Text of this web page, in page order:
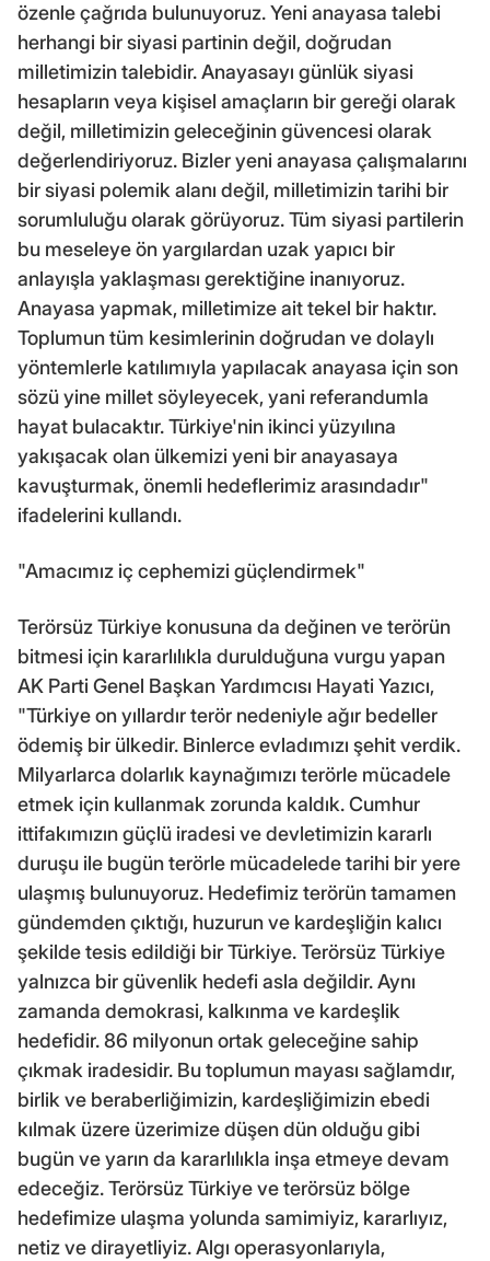
özenle çağrıda bulunuyoruz. Yeni anayasa talebi
herhangi bir siyasi partinin değil, doğrudan
milletimizin talebidir. Anayasayı günlük siyasi
hesapların veya kişisel amaçların bir gereği olarak
değil, milletimizin geleceğinin güvencesi olarak
değerlendiriyoruz. Bizler yeni anayasa çalışmalarını
bir siyasi polemik alanı değil, milletimizin tarihi bir
sorumluluğu olarak görüyoruz. Tüm siyasi partilerin
bu meseleye ön yargılardan uzak yapıcı bir
anlayışla yaklaşması gerektiğine inanıyoruz.
Anayasa yapmak, milletimize ait tekel bir haktır.
Toplumun tüm kesimlerinin doğrudan ve dolaylı
yöntemlerle katılımıyla yapılacak anayasa için son
sözü yine millet söyleyecek, yani referandumla
hayat bulacaktır. Türkiye'nin ikinci yüzyılına
yakışacak olan ülkemizi yeni bir anayasaya
kavuşturmak, önemli hedeflerimiz arasındadır"
ifadelerini kullandı.
"Amacımız iç cephemizi güçlendirmek"
Terörsüz Türkiye konusuna da değinen ve terörün
bitmesi için kararlılıkla durulduğuna vurgu yapan
AK Parti Genel Başkan Yardımcısı Hayati Yazıcı,
"Türkiye on yıllardır terör nedeniyle ağır bedeller
ödemiş bir ülkedir. Binlerce evladımızı şehit verdik.
Milyarlarca dolarlık kaynağımızı terörle mücadele
etmek için kullanmak zorunda kaldık. Cumhur
ittifakımızın güçlü iradesi ve devletimizin kararlı
duruşu ile bugün terörle mücadelede tarihi bir yere
ulaşmış bulunuyoruz. Hedefimiz terörün tamamen
gündemden çıktığı, huzurun ve kardeşliğin kalıcı
şekilde tesis edildiği bir Türkiye. Terörsüz Türkiye
yalnızca bir güvenlik hedefi asla değildir. Aynı
zamanda demokrasi, kalkınma ve kardeşlik
hedefidir. 86 milyonun ortak geleceğine sahip
çıkmak iradesidir. Bu toplumun mayası sağlamdır,
birlik ve beraberliğimizin, kardeşliğimizin ebedi
kılmak üzere üzerimize düşen dün olduğu gibi
bugün ve yarın da kararlılıkla inşa etmeye devam
edeceğiz. Terörsüz Türkiye ve terörsüz bölge
hedefimize ulaşma yolunda samimiyiz, kararlıyız,
netiz ve dirayetliyiz. Algı operasyonlarıyla,